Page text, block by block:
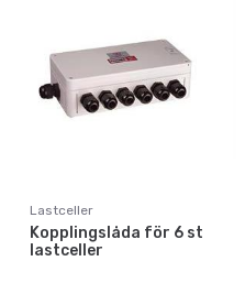
Lastceller
Kopplingslåda för 6 st
lastceller